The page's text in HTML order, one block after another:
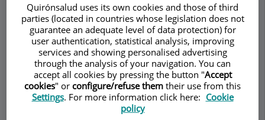
DescripcióServeisContacte Dades d'interèsHorari
Adolescencia
Información acerca de abuso de sustancias
tóxicas, trastornos de la conducta alimentaria,
Quirónsalud uses its own cookies and those of third
parties (located in countries whose legislation does not
guarantee an adequate level of data protection) for
user authentication, statistical analysis, improving
services and showing personalised advertising
through the analysis of your navigation. You can
accept all cookies by pressing the button "Accept
cookies" or configure/refuse them their use from this
Settings. For more information click here: Cookie
policy